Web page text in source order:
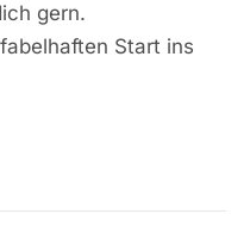
gern.
Start ins